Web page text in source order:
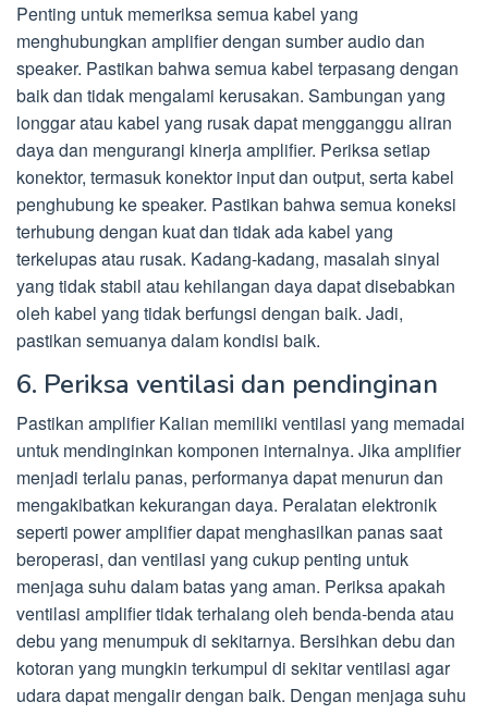
Penting untuk memeriksa semua kabel yang
menghubungkan amplifier dengan sumber audio dan
speaker. Pastikan bahwa semua kabel terpasang dengan
baik dan tidak mengalami kerusakan. Sambungan yang
longgar atau kabel yang rusak dapat mengganggu aliran
daya dan mengurangi kinerja amplifier. Periksa setiap
konektor, termasuk konektor input dan output, serta kabel
penghubung ke speaker. Pastikan bahwa semua koneksi
terhubung dengan kuat dan tidak ada kabel yang
terkelupas atau rusak. Kadang-kadang, masalah sinyal
yang tidak stabil atau kehilangan daya dapat disebabkan
oleh kabel yang tidak berfungsi dengan baik. Jadi,
pastikan semuanya dalam kondisi baik.
6. Periksa ventilasi dan pendinginan
Pastikan amplifier Kalian memiliki ventilasi yang memadai
untuk mendinginkan komponen internalnya. Jika amplifier
menjadi terlalu panas, performanya dapat menurun dan
mengakibatkan kekurangan daya. Peralatan elektronik
seperti power amplifier dapat menghasilkan panas saat
beroperasi, dan ventilasi yang cukup penting untuk
menjaga suhu dalam batas yang aman. Periksa apakah
ventilasi amplifier tidak terhalang oleh benda-benda atau
debu yang menumpuk di sekitarnya. Bersihkan debu dan
kotoran yang mungkin terkumpul di sekitar ventilasi agar
udara dapat mengalir dengan baik. Dengan menjaga suhu